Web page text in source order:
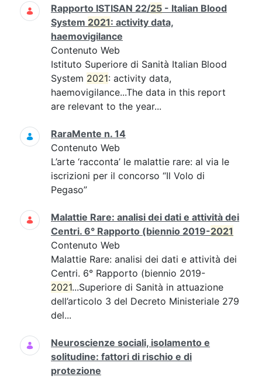
Rapporto ISTISAN 22/25 - Italian Blood
System 2021: activity data,
haemovigilance
Contenuto Web
Istituto Superiore di Sanità Italian Blood
System 2021: activity data,
haemovigilance...The data in this report
are relevant to the year...
RaraMente n. 14
Contenuto Web
L’arte ‘racconta’ le malattie rare: al via le
iscrizioni per il concorso “Il Volo di
Pegaso”
Malattie Rare: analisi dei dati e attività dei
Centri. 6° Rapporto (biennio 2019-2021
Contenuto Web
Malattie Rare: analisi dei dati e attività dei
Centri. 6° Rapporto (biennio 2019-
2021...Superiore di Sanità in attuazione
dell’articolo 3 del Decreto Ministeriale 279
del...
Neuroscienze sociali, isolamento e
solitudine: fattori di rischio e di
protezione